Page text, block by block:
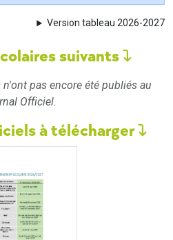
Version tableau 2026-2027
suivants
pas encore été publiés au
Officiel.
à télécharger